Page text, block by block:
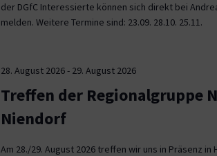
der DGfC Interessierte können sich direkt bei
melden. Weitere Termine sind: 23.09. 28.10. 25.11.
28. August 2026- 29. August 2026
Treffen der Regionalgruppe
Niendorf
Am 28./29. August 2026 treffen wir uns in Präsenz in